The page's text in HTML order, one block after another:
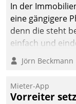
In der
eine gängigere
denn die steht
einfach und
Verantwortung
Jörn Beckmann
Mieter-App
Vorreiter